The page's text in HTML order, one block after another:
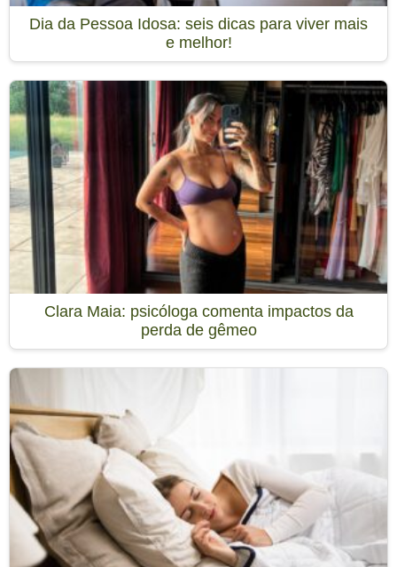
Dia da Pessoa Idosa: seis dicas para viver mais
e melhor!
Clara Maia: psicóloga comenta impactos da
perda de gêmeo